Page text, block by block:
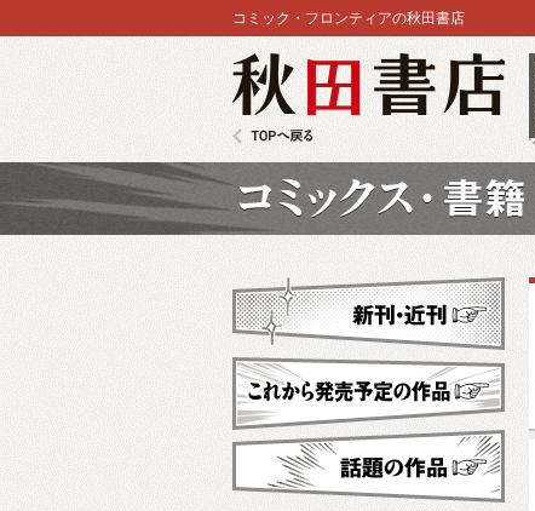
コミック・フロンティアの秋田書店
新刊・近刊
これから発売予定